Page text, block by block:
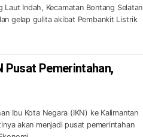
Laut Indah, Kecamatan Bontang Selatan
gelap gulita akibat Pembankit Listrik
Pusat Pemerintahan,
Ibu Kota Negara (IKN) ke Kalimantan
akan menjadi pusat pemerintahan